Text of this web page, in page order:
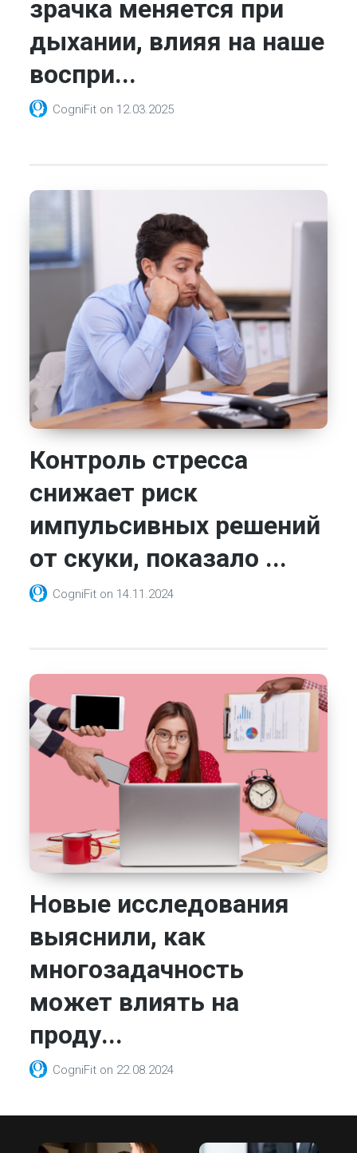
зрачка меняется при
дыхании, влияя на наше
воспри...
CogniFit on 12.03.2025
Контроль стресса
снижает риск
импульсивных решений
от скуки, показало ...
CogniFit on 14.11.2024
Новые исследования
выяснили, как
многозадачность
может влиять на
проду...
CogniFit on 22.08.2024